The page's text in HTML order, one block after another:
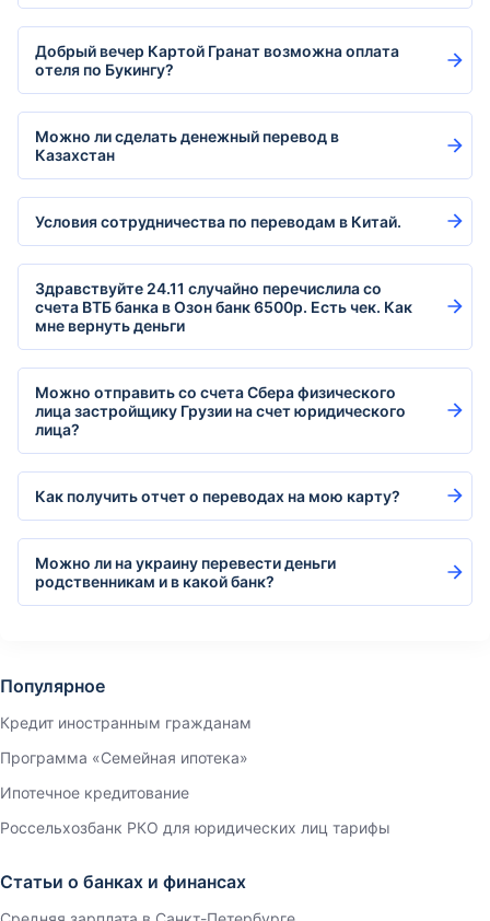
Добрый вечер Картой Гранат возможна оплата
отеля по Букингу?
Можно ли сделать денежный перевод в
Казахстан
Условия сотрудничества по переводам в Китай.
Здравствуйте 24.11 случайно перечислила со
счета ВТБ банка в Озон банк 6500р. Есть чек. Как
мне вернуть деньги
Можно отправить со счета Сбера физического
лица застройщику Грузии на счет юридического
лица?
Как получить отчет о переводах на мою карту?
Можно ли на украину перевести деньги
родственникам и в какой банк?
Популярное
Кредит иностранным гражданам
Программа «Семейная ипотека»
Ипотечное кредитование
Россельхозбанк РКО для юридических лиц тарифы
Статьи о банках и финансах